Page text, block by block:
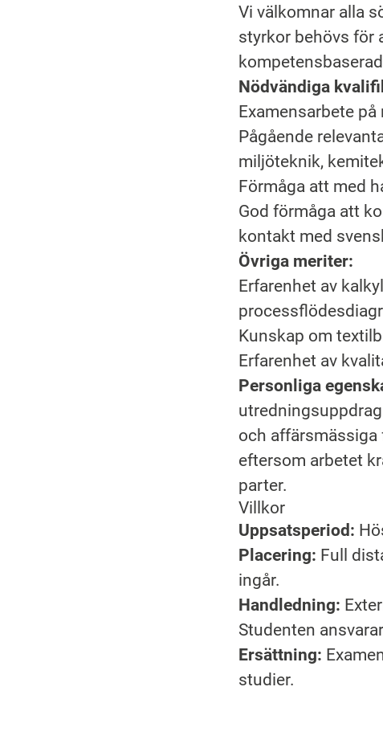
Vi välkomnar alla
styrkor behövs för
Nödvändiga
Examensarbete
Pågående
miljöteknik,
Förmåga att med
God förmåga att
kontakt med
Övriga meriter:
Erfarenhet av
Kunskap om
Erfarenhet av
Personliga
och affärsmässiga
eftersom arbetet
parter.
Villkor
Uppsatsperiod:
Placering: Full
ingår.
Handledning:
Studenten
Ersättning:
studier.